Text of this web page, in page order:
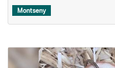
Montseny